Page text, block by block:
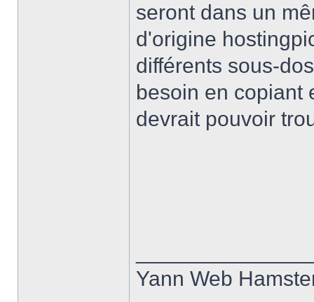
seront dans un
d'origine
différents sous-
besoin en copiant
devrait pouvoir
Yann Web